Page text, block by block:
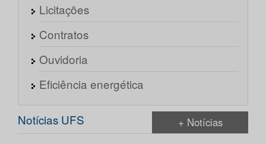
Licitações
Contratos
Ouvidoria
Eficiência energética
Notícias UFS + Notícias